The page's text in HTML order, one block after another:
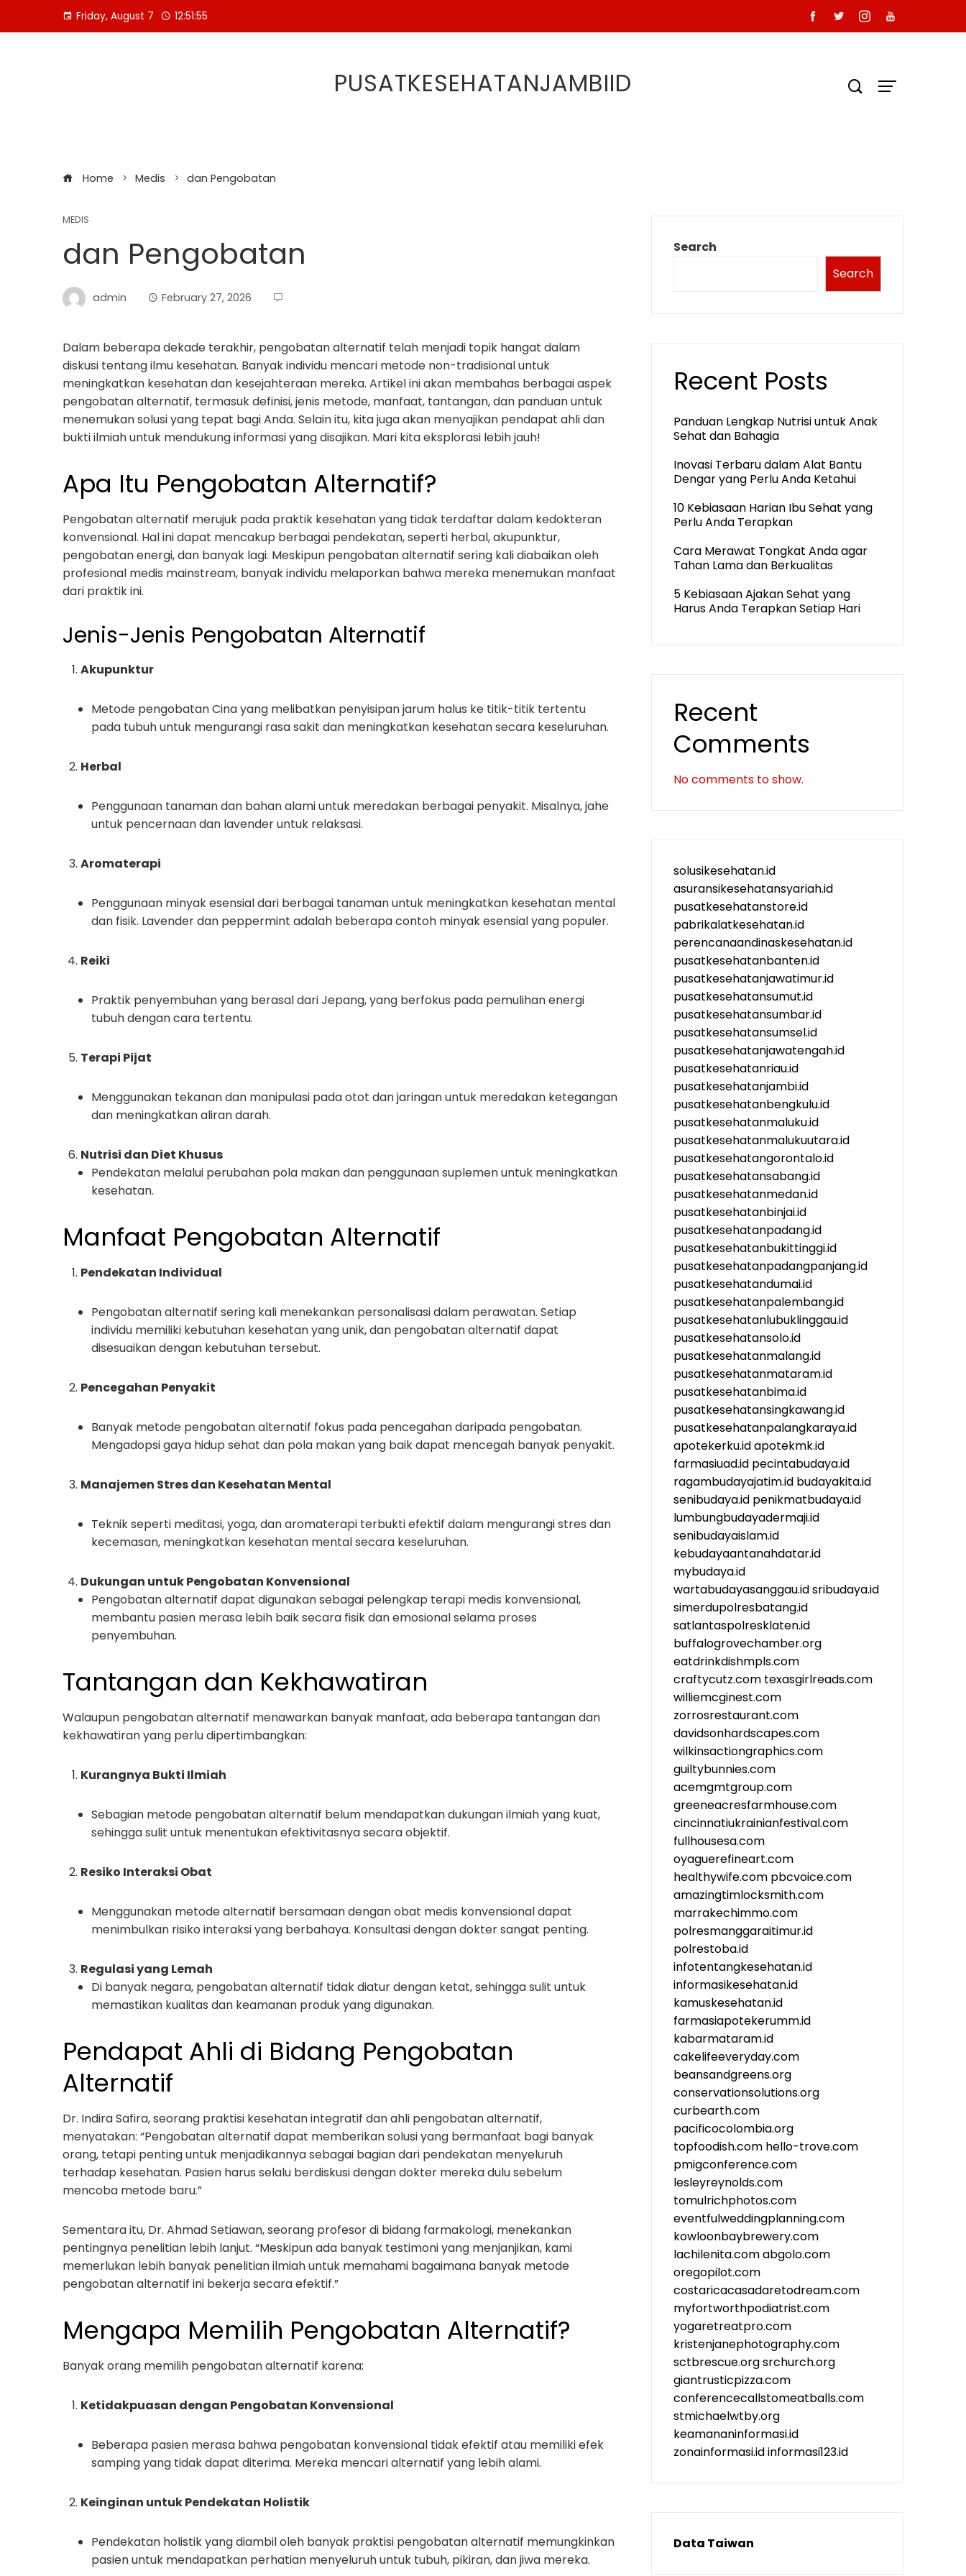
Friday, August 7 12:51:56
PUSATKESEHATANJAMBIID
Home Medis dan Pengobatan
MEDIS
dan Pengobatan
admin February 27, 2026
Dalam beberapa dekade terakhir, pengobatan alternatif telah menjadi topik hangat dalam
diskusi tentang ilmu kesehatan. Banyak individu mencari metode non-tradisional untuk
meningkatkan kesehatan dan kesejahteraan mereka. Artikel ini akan membahas berbagai aspek
pengobatan alternatif, termasuk definisi, jenis metode, manfaat, tantangan, dan panduan untuk
menemukan solusi yang tepat bagi Anda. Selain itu, kita juga akan menyajikan pendapat ahli dan
bukti ilmiah untuk mendukung informasi yang disajikan. Mari kita eksplorasi lebih jauh!
Apa Itu Pengobatan Alternatif?
Pengobatan alternatif merujuk pada praktik kesehatan yang tidak terdaftar dalam kedokteran
konvensional. Hal ini dapat mencakup berbagai pendekatan, seperti herbal, akupunktur,
pengobatan energi, dan banyak lagi. Meskipun pengobatan alternatif sering kali diabaikan oleh
profesional medis mainstream, banyak individu melaporkan bahwa mereka menemukan manfaat
dari praktik ini.
Jenis-Jenis Pengobatan Alternatif
Akupunktur
Metode pengobatan Cina yang melibatkan penyisipan jarum halus ke titik-titik tertentu
pada tubuh untuk mengurangi rasa sakit dan meningkatkan kesehatan secara keseluruhan.
Herbal
Penggunaan tanaman dan bahan alami untuk meredakan berbagai penyakit. Misalnya, jahe
untuk pencernaan dan lavender untuk relaksasi.
Aromaterapi
Penggunaan minyak esensial dari berbagai tanaman untuk meningkatkan kesehatan mental
dan fisik. Lavender dan peppermint adalah beberapa contoh minyak esensial yang populer.
Reiki
Praktik penyembuhan yang berasal dari Jepang, yang berfokus pada pemulihan energi
tubuh dengan cara tertentu.
Terapi Pijat
Menggunakan tekanan dan manipulasi pada otot dan jaringan untuk meredakan ketegangan
dan meningkatkan aliran darah.
Nutrisi dan Diet Khusus
Pendekatan melalui perubahan pola makan dan penggunaan suplemen untuk meningkatkan
kesehatan.
Manfaat Pengobatan Alternatif
Pendekatan Individual
Pengobatan alternatif sering kali menekankan personalisasi dalam perawatan. Setiap
individu memiliki kebutuhan kesehatan yang unik, dan pengobatan alternatif dapat
disesuaikan dengan kebutuhan tersebut.
Pencegahan Penyakit
Banyak metode pengobatan alternatif fokus pada pencegahan daripada pengobatan.
Mengadopsi gaya hidup sehat dan pola makan yang baik dapat mencegah banyak penyakit.
Manajemen Stres dan Kesehatan Mental
Teknik seperti meditasi, yoga, dan aromaterapi terbukti efektif dalam mengurangi stres dan
kecemasan, meningkatkan kesehatan mental secara keseluruhan.
Dukungan untuk Pengobatan Konvensional
Pengobatan alternatif dapat digunakan sebagai pelengkap terapi medis konvensional,
membantu pasien merasa lebih baik secara fisik dan emosional selama proses
penyembuhan.
Tantangan dan Kekhawatiran
Walaupun pengobatan alternatif menawarkan banyak manfaat, ada beberapa tantangan dan
kekhawatiran yang perlu dipertimbangkan:
Kurangnya Bukti Ilmiah
Sebagian metode pengobatan alternatif belum mendapatkan dukungan ilmiah yang kuat,
sehingga sulit untuk menentukan efektivitasnya secara objektif.
Resiko Interaksi Obat
Menggunakan metode alternatif bersamaan dengan obat medis konvensional dapat
menimbulkan risiko interaksi yang berbahaya. Konsultasi dengan dokter sangat penting.
Regulasi yang Lemah
Di banyak negara, pengobatan alternatif tidak diatur dengan ketat, sehingga sulit untuk
memastikan kualitas dan keamanan produk yang digunakan.
Pendapat Ahli di Bidang Pengobatan
Alternatif
Dr. Indira Safira, seorang praktisi kesehatan integratif dan ahli pengobatan alternatif,
menyatakan: “Pengobatan alternatif dapat memberikan solusi yang bermanfaat bagi banyak
orang, tetapi penting untuk menjadikannya sebagai bagian dari pendekatan menyeluruh
terhadap kesehatan. Pasien harus selalu berdiskusi dengan dokter mereka dulu sebelum
mencoba metode baru.”
Sementara itu, Dr. Ahmad Setiawan, seorang profesor di bidang farmakologi, menekankan
pentingnya penelitian lebih lanjut. “Meskipun ada banyak testimoni yang menjanjikan, kami
memerlukan lebih banyak penelitian ilmiah untuk memahami bagaimana banyak metode
pengobatan alternatif ini bekerja secara efektif.”
Mengapa Memilih Pengobatan Alternatif?
Banyak orang memilih pengobatan alternatif karena:
Ketidakpuasan dengan Pengobatan Konvensional
Beberapa pasien merasa bahwa pengobatan konvensional tidak efektif atau memiliki efek
samping yang tidak dapat diterima. Mereka mencari alternatif yang lebih alami.
Keinginan untuk Pendekatan Holistik
Pendekatan holistik yang diambil oleh banyak praktisi pengobatan alternatif memungkinkan
pasien untuk mendapatkan perhatian menyeluruh untuk tubuh, pikiran, dan jiwa mereka.
Search
Search
Recent Posts
Panduan Lengkap Nutrisi untuk Anak
Sehat dan Bahagia
Inovasi Terbaru dalam Alat Bantu
Dengar yang Perlu Anda Ketahui
10 Kebiasaan Harian Ibu Sehat yang
Perlu Anda Terapkan
Cara Merawat Tongkat Anda agar
Tahan Lama dan Berkualitas
5 Kebiasaan Ajakan Sehat yang
Harus Anda Terapkan Setiap Hari
Recent
Comments
No comments to show.
solusikesehatan.id
asuransikesehatansyariah.id
pusatkesehatanstore.id
pabrikalatkesehatan.id
perencanaandinaskesehatan.id
pusatkesehatanbanten.id
pusatkesehatanjawatimur.id
pusatkesehatansumut.id
pusatkesehatansumbar.id
pusatkesehatansumsel.id
pusatkesehatanjawatengah.id
pusatkesehatanriau.id
pusatkesehatanjambi.id
pusatkesehatanbengkulu.id
pusatkesehatanmaluku.id
pusatkesehatanmalukuutara.id
pusatkesehatangorontalo.id
pusatkesehatansabang.id
pusatkesehatanmedan.id
pusatkesehatanbinjai.id
pusatkesehatanpadang.id
pusatkesehatanbukittinggi.id
pusatkesehatanpadangpanjang.id
pusatkesehatandumai.id
pusatkesehatanpalembang.id
pusatkesehatanlubuklinggau.id
pusatkesehatansolo.id
pusatkesehatanmalang.id
pusatkesehatanmataram.id
pusatkesehatanbima.id
pusatkesehatansingkawang.id
pusatkesehatanpalangkaraya.id
apotekerku.idapotekmk.id
farmasiuad.id pecintabudaya.id
ragambudayajatim.id budayakita.id
senibudaya.id penikmatbudaya.id
lumbungbudayadermaji.id
senibudayaislam.id
kebudayaantanahdatar.id
mybudaya.id
wartabudayasanggau.idsribudaya.id
simerdupolresbatang.id
satlantaspolresklaten.id
buffalogrovechamber.org
eatdrinkdishmpls.com
craftycutz.com texasgirlreads.com
williemcginest.com
zorrosrestaurant.com
davidsonhardscapes.com
wilkinsactiongraphics.com
guiltybunnies.com
acemgmtgroup.com
greeneacresfarmhouse.com
cincinnatiukrainianfestival.com
fullhousesa.com
oyaguerefineart.com
healthywife.com pbcvoice.com
amazingtimlocksmith.com
marrakechimmo.com
polresmanggaraitimur.id
polrestoba.id
infotentangkesehatan.id
informasikesehatan.id
kamuskesehatan.id
farmasiapotekerumm.id
kabarmataram.id
cakelifeeveryday.com
beansandgreens.org
conservationsolutions.org
curbearth.com
pacificocolombia.org
topfoodish.com hello-trove.com
pmigconference.com
lesleyreynolds.com
tomulrichphotos.com
eventfulweddingplanning.com
kowloonbaybrewery.com
lachilenita.comabgolo.com
oregopilot.com
costaricacasadaretodream.com
myfortworthpodiatrist.com
yogaretreatpro.com
kristenjanephotography.com
sctbrescue.orgsrchurch.org
giantrusticpizza.com
conferencecallstomeatballs.com
stmichaelwtby.org
keamananinformasi.id
zonainformasi.idinformasi123.id
Data Taiwan